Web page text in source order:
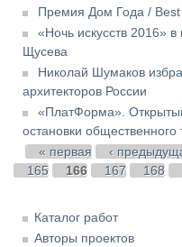
Премия Дом Года / Best
«Ночь искусств 2016»
Щусева
Николай Шумаков
архитекторов России
«ПлатФорма».
остановки
Страницы
« первая ‹
165
166 167 168
Каталог работ
Авторы проектов